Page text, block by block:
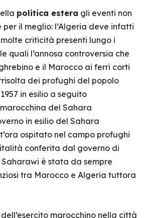
politica estera gli eventi non
il meglio: l’Algeria deve infatti
criticità presenti lungo i
quali l’annosa controversia che
e il Marocco ai ferri corti
dei profughi del popolo
in esilio a seguito
del Sahara
in esilio del Sahara
ospitato nel campo profughi
conferita dal governo di
è stata da sempre
tra Marocco e Algeria tuttora
marocchino nella città